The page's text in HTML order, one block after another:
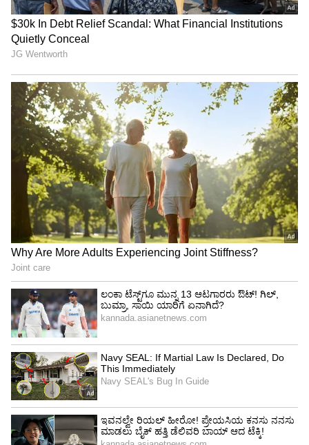
Lok Sabha Elections 2024: ಹಾಸನ ಲೋಕಸಭಾ
ಕ್ಷೇತ್ರದಲ್ಲಿ ಈ ಬಾರಿ ಮೊಮ್ಮಕ್ಕಳ ಭಾರಿ ಜಿದ್ದಾಜಿದ್ದಿ!
ಜಿಲ್ಲಾ ಉಸ್ತುವಾರಿ ಸಚಿವ ರಾಜಣ್ಣ, ಶಾಸಕ ಶಿವಲಿಂಗೇಗೌಡ,
ಕಾಂಗ್ರೆಸ್ ಪಕ್ಷದ ಜಿಲ್ಲಾಧ್ಯಕ್ಷ ಲಕ್ಷ್ಮಣ, ಕಾಂಗ್ರೆಸ್ ಮಾಜಿ
ಜಿಲ್ಲಾಧ್ಯಕ್ಷ ಜಾವಗಲ್ ಮಂಜುನಾಥ್, ಮುಖಂಡರಾದ
ಅನುಪಮಾ ಮಹೇಶ್, ಅಕ್ಷತಾ ಶ್ರೇಯಸ್ ಎಂ.ಪಟೇಲ್,
ಶ್ರೀಧರಗೌಡ ಇದ್ದರು.
ಹೊಳೆನರಸೀಪುರದ ಹೇಮಾವತಿ ಕ್ರೀಡಾಂಗಣದಲ್ಲಿ
"ರಾಜಕೀಯ ಬೇಡ, ಸಿನಿಮಾನೇ ಪ್ರಾಣ":
ಕನಕೋತ್ಸವದಲ್ಲಿ ರಿಷಬ್ ಶೆಟ್ಟಿ | Rishab
ಶೇ.50 ರಿಂದ ಶೇ.18 ಕ್ಕೆ TAX ಇಳಿಕೆ: ಮೋದಿ-
ಟ್ರಂಪ್ ಐತಿಹಾಸಿಕ ಒಪ್ಪಂದ | India US
Trade Deal | Party Rounds